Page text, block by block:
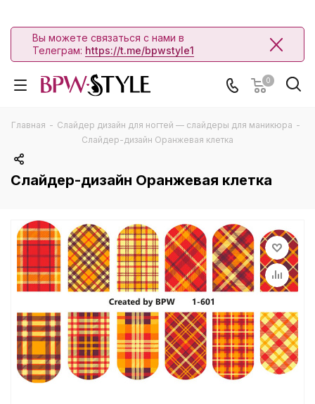
Вы можете связаться с нами в
Телеграм: https://t.me/bpwstyle1
0
Главная - Слайдер дизайн для ногтей — слайдеры для маникюра -
Слайдер-дизайн Оранжевая клетка
Слайдер-дизайн Оранжевая клетка